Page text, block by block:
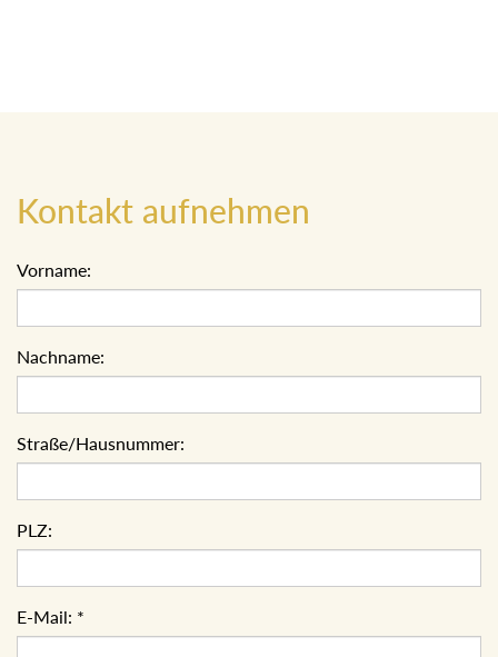
Kontakt aufnehmen
Vorname:
Nachname:
Straße/Hausnummer:
PLZ:
E-Mail: *